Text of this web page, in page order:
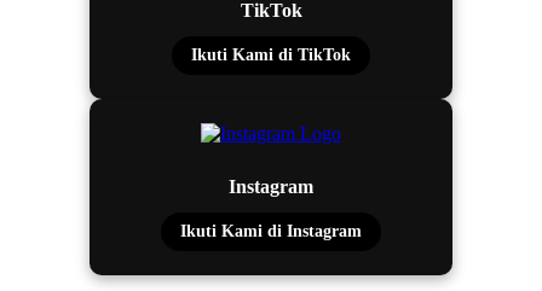
TikTok
Ikuti Kami di TikTok
Instagram
Ikuti Kami di Instagram